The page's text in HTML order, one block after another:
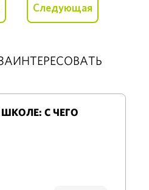
Следующая
С ЧЕГО